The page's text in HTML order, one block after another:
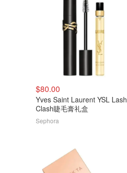
$80.00
Yves Saint Laurent YSL Lash
Clash睫毛膏礼盒
Sephora